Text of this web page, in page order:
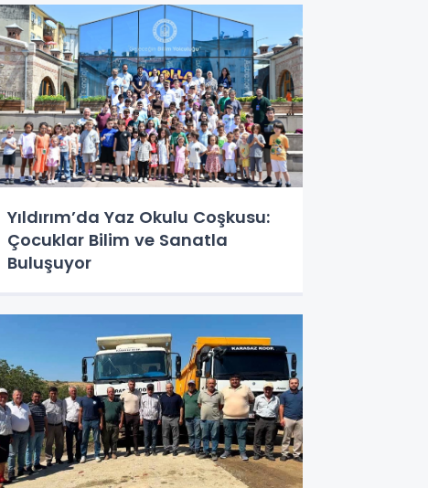
Yıldırım’da Yaz Okulu Coşkusu:
Çocuklar Bilim ve Sanatla
Buluşuyor